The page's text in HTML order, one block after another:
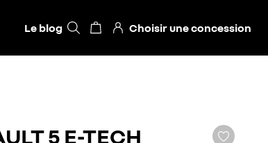
Le blog Choisir une concession
5 E-TECH